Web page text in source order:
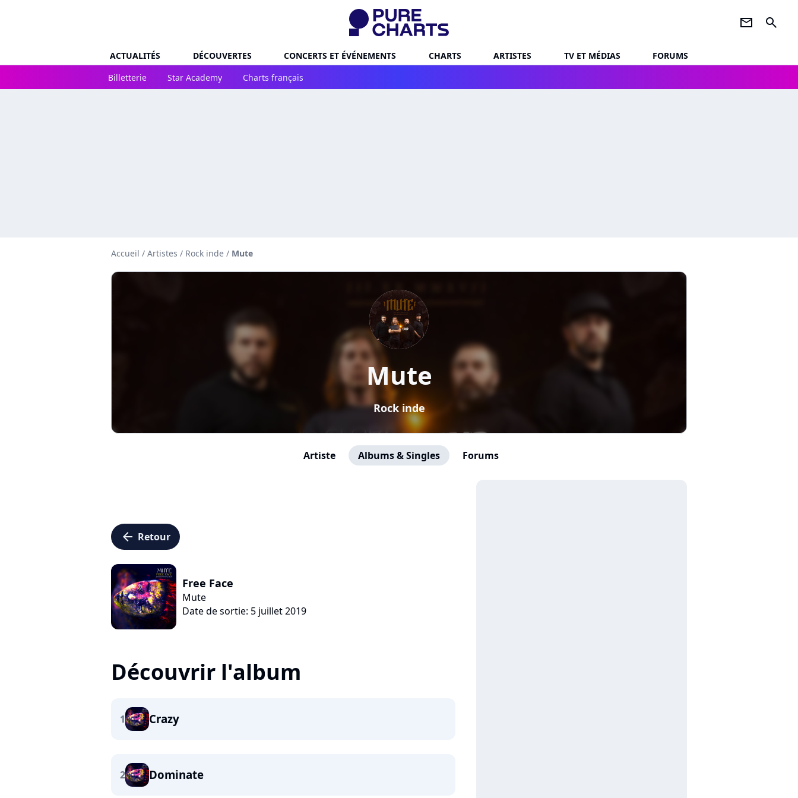
newsletter search
ACTUALITÉS DÉCOUVERTES CONCERTS ET ÉVÉNEMENTS CHARTS ARTISTES TV ET MÉDIAS
FORUMS
Billetterie
Star Academy Charts français
Accueil / Artistes / Rock inde / Mute
Mute
Rock inde
Artiste Albums & Singles Forums
arrow_left Retour
Free Face
Mute
Date de sortie: 5 juillet 2019
Découvrir l'album
1 Crazy
2 Dominate